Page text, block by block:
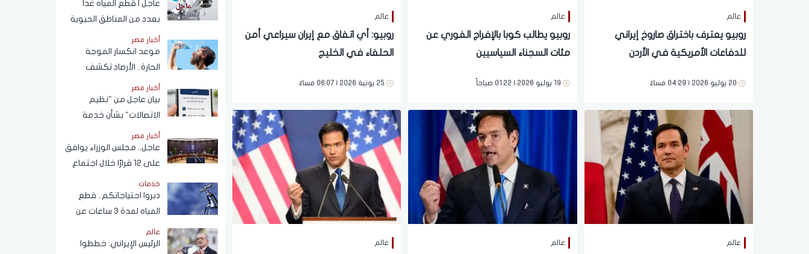
عالم
روبيو يعترف باختراق صاروخ إيراني
للدفاعات الأمريكية في الأردن
20 يوليو 2026 | 04:29 مساءً
عالم
روبيو يطالب كوبا بالإفراج الفوري عن
مئات السجناء السياسيين
19 يوليو 2026 | 01:22 صباحاً
عالم
روبيو: أي اتفاق مع إيران سيراعي أمن
الحلفاء في الخليج
25 يونية 2026 | 06:07 مساءً
عالم عالم عالم
عاجل | قطع المياه غدا
بعدد من المناطق الحيوية
في الجيزة.. ومناشدات
للمواطنين بتدبير
احتياجاتهم
أخبار مصر
موعد انكسار الموجة
الحارة.. الأرصاد تكشف
تفاصيل طقس الأيام المقبلة
أخبار مصر
بيان عاجل من "نظيم
الاتصالات" بشأن خدمة
الاستعلام عن أرقام الهاتف
المحمول المسجلة باسم
المستخدم عبر تطبيق My
أخبار مصر
عاجل.. مجلس الوزراء يوافق
على 12 قرارًا خلال اجتماع
اليوم
خدمات
دبروا احتياجاتكم.. قطع
المياه لمدة 3 ساعات عن
هذه المناطق (اعرف
الموعد)
عالم
الرئيس الإيراني: خططوا